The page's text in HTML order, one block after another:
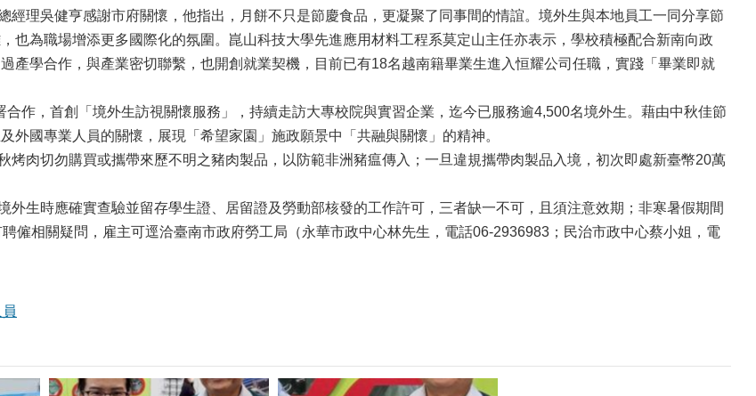
理吳健亨感謝市府關懷，他指出，月餅不只是節慶食品，更凝聚了同事間的情誼。境外生與本地員工一同分享節
也為職場增添更多國際化的氛圍。崑山科技大學先進應用材料工程系莫定山主任亦表示，學校積極配合新南向政
產學合作，與產業密切聯繫，也開創就業契機，目前已有18名越南籍畢業生進入恒耀公司任職，實踐「畢業即就
作，首創「境外生訪視關懷服務」，持續走訪大專校院與實習企業，迄今已服務逾4,500名境外生。藉由中秋佳節
外國專業人員的關懷，展現「希望家園」施政願景中「共融與關懷」的精神。
肉切勿購買或攜帶來歷不明之豬肉製品，以防範非洲豬瘟傳入；一旦違規攜帶肉製品入境，初次即處新臺幣20萬
生時應確實查驗並留存學生證、居留證及勞動部核發的工作許可，三者缺一不可，且須注意效期；非寒暑假期間
僱相關疑問，雇主可逕洽臺南市政府勞工局（永華市政中心林先生，電話06-2936983；民治市政中心蔡小姐，電